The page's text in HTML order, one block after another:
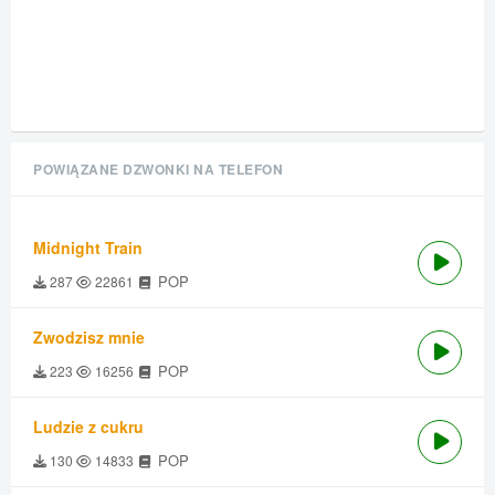
POWIĄZANE DZWONKI NA TELEFON
Midnight Train
287 22861 POP
Zwodzisz mnie
223 16256 POP
Ludzie z cukru
130 14833 POP